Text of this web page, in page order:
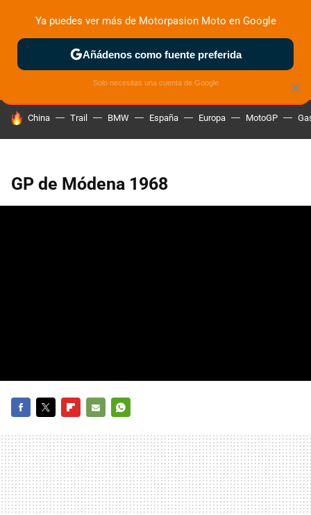
ZONA DE PRUEBAS DEPORTIVAS MOTOS ELÉCTRICAS
HOY SE HABLA DE
China Trail BMW España Europa MotoGP
GP de Módena 1968
MAIL
×
Ya puedes ver más de Motorpasion Moto en Google
Añádenos como fuente preferida
Solo necesitas una cuenta de Google